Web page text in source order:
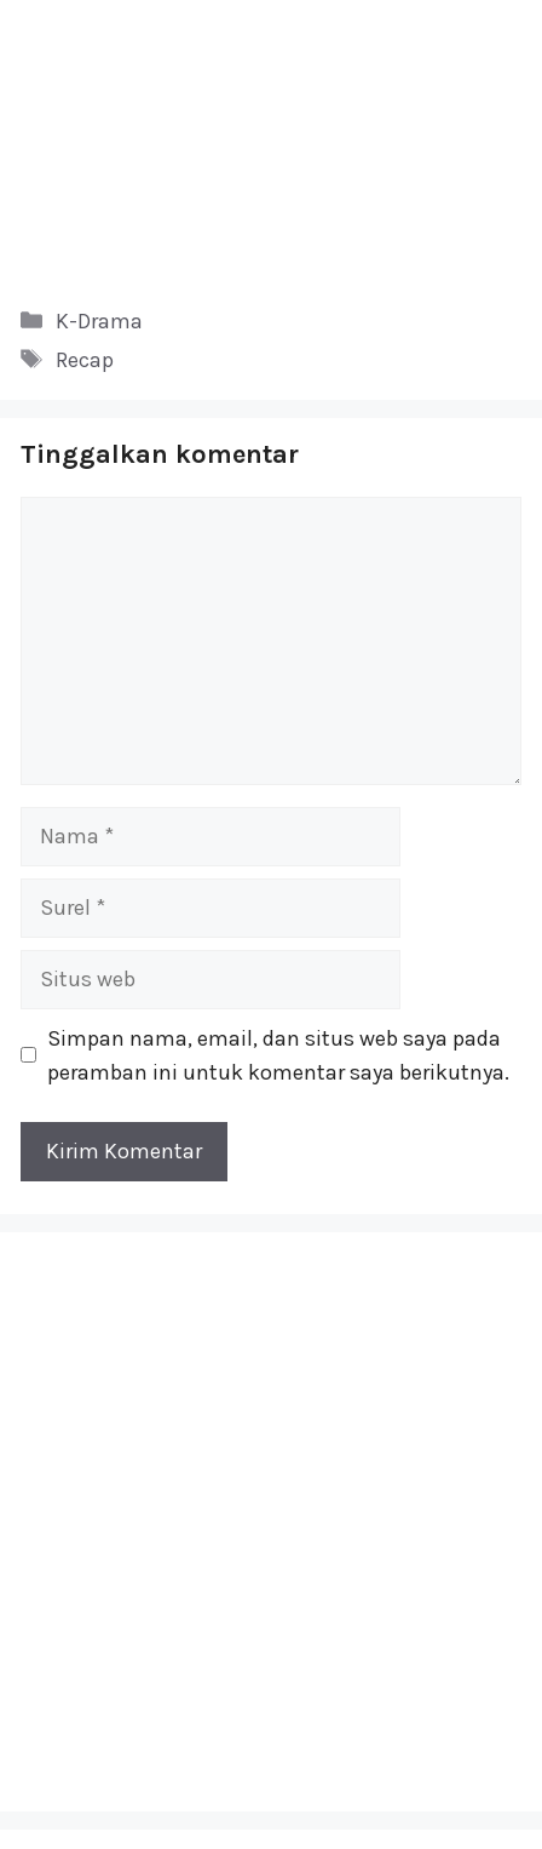
Kategori
K-Drama
Tag
Recap
Tinggalkan komentar
Nama
Surel
Situs
Simpan nama, email, dan situs web saya pada
peramban ini untuk komentar saya berikutnya.